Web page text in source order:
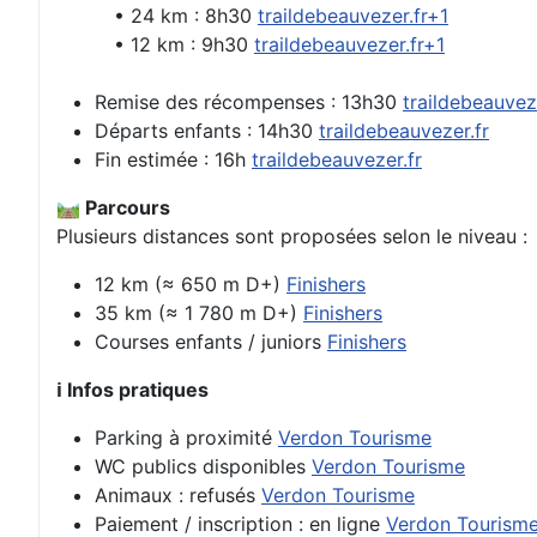
• 24 km : 8h30 traildebeauvezer.fr+1
• 12 km : 9h30 traildebeauvezer.fr+1
Remise des récompenses : 13h30
Départs enfants : 14h30 traildebeauvezer.fr
Fin estimée : 16h traildebeauvezer.fr
🛤️ Parcours
Plusieurs distances sont proposées selon le niveau :
12 km (≈ 650 m D+) Finishers
35 km (≈ 1 780 m D+) Finishers
Courses enfants / juniors Finishers
ℹ️ Infos pratiques
Parking à proximité Verdon Tourisme
WC publics disponibles Verdon Tourisme
Animaux : refusés Verdon Tourisme
Paiement / inscription : en ligne Verdon